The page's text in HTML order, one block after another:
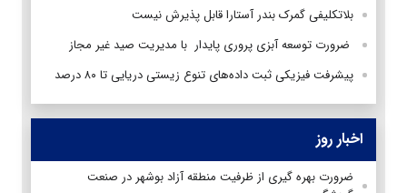
بلاتکلیفی گمرک بندر آستارا قابل پذیرش نیست
ضرورت توسعه آبزی پروری پایدار با مدیریت صید غیر مجاز
پیشرفت فیزیکی ثبت داده‌های تنوع زیستی دریایی تا ۸۰ درصد
اخبار روز
ضرورت بهره گیری از ظرفیت منطقه آزاد بوشهر در صنعت